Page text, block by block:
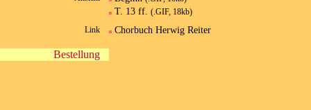
T. 13 ff. (.GIF, 18kb)
Link
Chorbuch Herwig Reiter
Bestellung